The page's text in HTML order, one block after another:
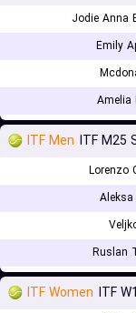
Jodie Anna
Emily
Amelia
ITF Men ITF M25
Lorenzo
Ruslan
ITF Women ITF